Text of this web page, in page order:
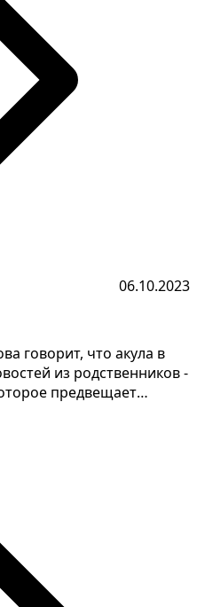
06.10.2023
говорит, что акула в
из родственников -
предвещает